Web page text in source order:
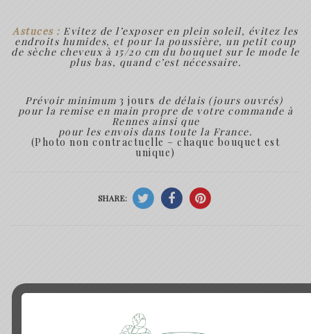
Astuces : Evitez de l’exposer en plein soleil, évitez les
endroits humides, et pour la poussière, un petit coup
de sèche cheveux à 15/20 cm du bouquet sur le mode le
plus bas, quand c’est nécessaire.
Prévoir minimum3 jours de délais (jours ouvrés)
pour la remise en main propre de votre commande à
Rennes ainsi que
pour les envois dans toute la France.
(Photo non contractuelle – chaque bouquet est
unique)
SHARE: